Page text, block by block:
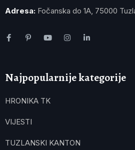
Adresa: Fočanska do 1A, 75000
Najpopularnije kategorije
HRONIKA TK
VIJESTI
TUZLANSKI KANTON